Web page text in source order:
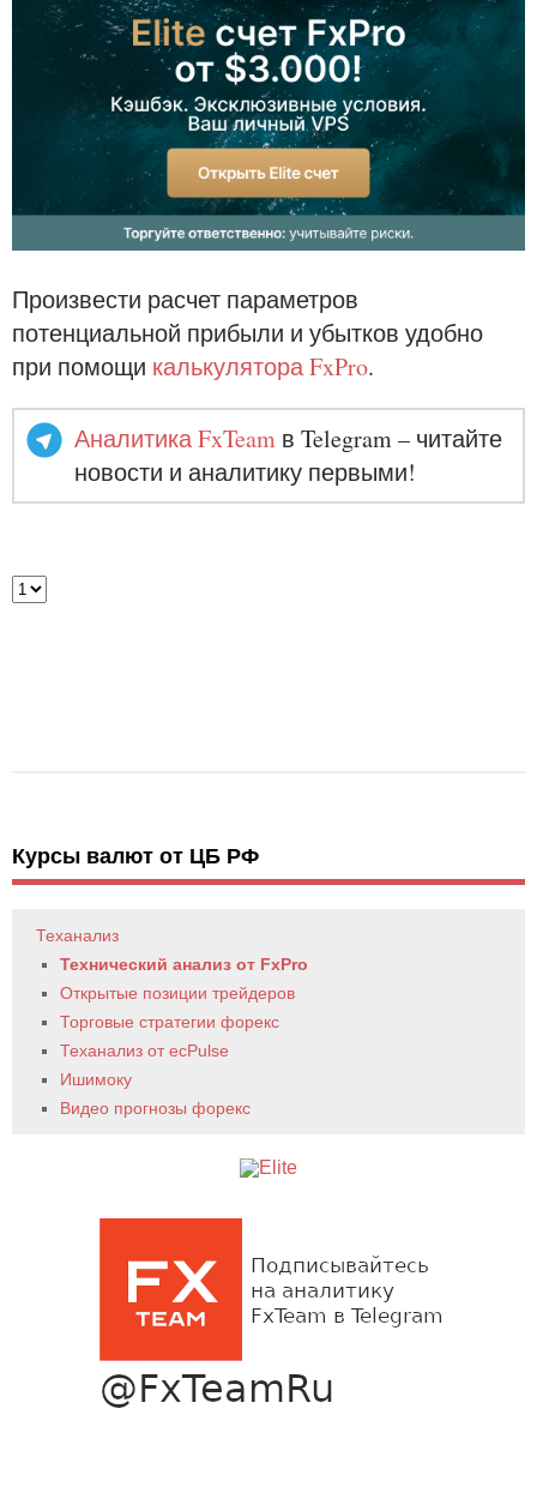
Произвести расчет параметров
потенциальной прибыли и убытков удобно
при помощи калькулятора FxPro.
Аналитика FxTeam в Telegram – читайте
новости и аналитику первыми!
Курсы валют от ЦБ РФ
Теханализ
Технический анализ от FxPro
Открытые позиции трейдеров
Торговые стратегии форекс
Теханализ от ecPulse
Ишимоку
Видео прогнозы форекс